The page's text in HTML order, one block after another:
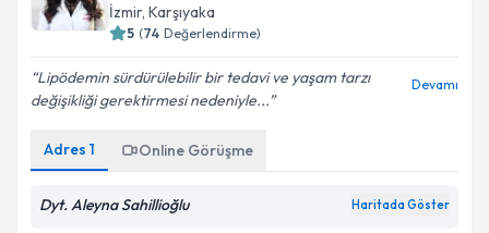
İzmir, Karşıyaka
5 (74 Değerlendirme)
Lipödemin sürdürülebilir bir tedavi ve yaşam tarzı
değişikliği gerektirmesi nedeniyle...
Devamı
Adres 1 Online Görüşme
Dyt. Aleyna Sahillioğlu Haritada Göster